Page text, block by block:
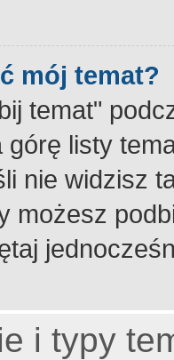
mój temat?
temat"
górę listy
nie widzisz
możesz
i typy